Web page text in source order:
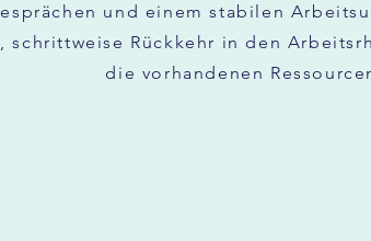
und einem stabilen
schrittweise Rückkehr in den
die vorhandenen